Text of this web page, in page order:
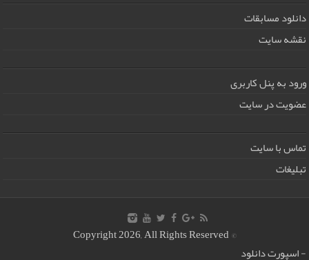
دانلود مسابقات
نقشه سایت
ورود به پنل کاربری
عضویت در سایت
تماس با سایت
تبلیغات
© Copyright 2026, All Rights Reserved
-اسپورت دانلود